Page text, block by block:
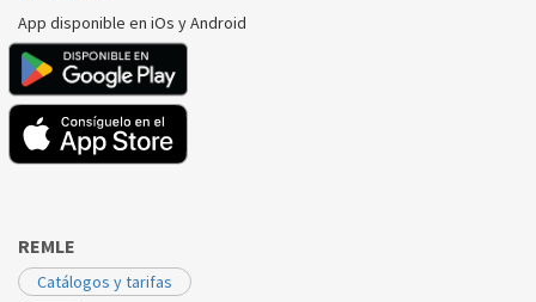
JUNKERS/BOSCH
SUPRACOMPACTCGW
JUNKERS/BOSCH
App disponible en iOs y Android
REMLE
Catálogos y tarifas